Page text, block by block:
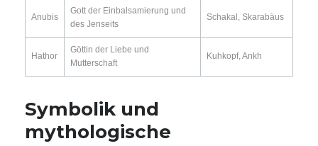
Anubis
Gott der Einbalsamierung und
des Jenseits
Schakal, Skarabäus
Hathor
Göttin der Liebe und
Mutterschaft
Kuhkopf, Ankh
Symbolik und
mythologische